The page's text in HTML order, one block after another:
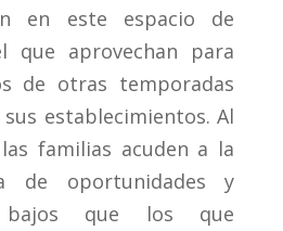
en este espacio de
que aprovechan para
de otras temporadas
establecimientos. Al
familias acuden a la
de oportunidades y
bajos que los que